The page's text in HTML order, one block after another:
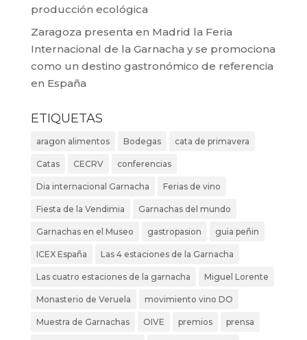
producción ecológica
Zaragoza presenta en Madrid la Feria
Internacional de la Garnacha y se promociona
como un destino gastronómico de referencia
en España
ETIQUETAS
aragon alimentos Bodegas cata de primavera
Catas CECRV conferencias
Dia internacional Garnacha Ferias de vino
Fiesta de la Vendimia Garnachas del mundo
Garnachas en el Museo gastropasion guia peñin
ICEX España Las 4 estaciones de la Garnacha
Las cuatro estaciones de la garnacha Miguel Lorente
Monasterio de Veruela movimiento vino DO
Muestra de Garnachas OIVE premios prensa